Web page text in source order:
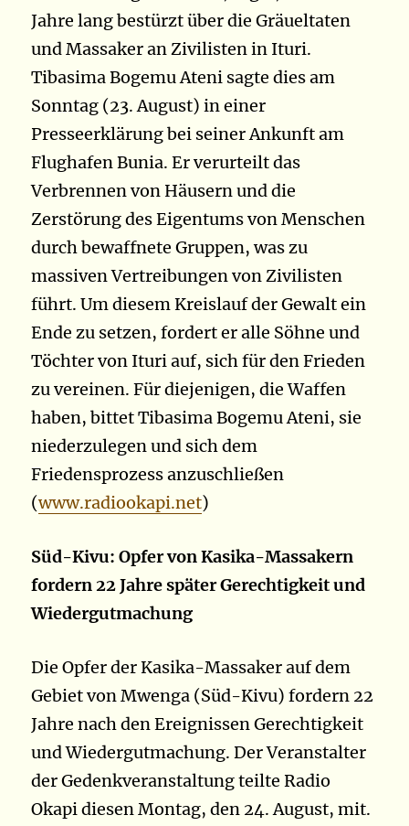
Jahre lang bestürzt über die Gräueltaten
und Massaker an Zivilisten in Ituri.
Tibasima Bogemu Ateni sagte dies am
Sonntag (23. August) in einer
Presseerklärung bei seiner Ankunft am
Flughafen Bunia. Er verurteilt das
Verbrennen von Häusern und die
Zerstörung des Eigentums von Menschen
durch bewaffnete Gruppen, was zu
massiven Vertreibungen von Zivilisten
führt. Um diesem Kreislauf der Gewalt ein
Ende zu setzen, fordert er alle Söhne und
Töchter von Ituri auf, sich für den Frieden
zu vereinen. Für diejenigen, die Waffen
haben, bittet Tibasima Bogemu Ateni, sie
niederzulegen und sich dem
Friedensprozess anzuschließen
(www.radiookapi.net)
Süd-Kivu: Opfer von Kasika-Massakern
fordern 22 Jahre später Gerechtigkeit und
Wiedergutmachung
Die Opfer der Kasika-Massaker auf dem
Gebiet von Mwenga (Süd-Kivu) fordern 22
Jahre nach den Ereignissen Gerechtigkeit
und Wiedergutmachung. Der Veranstalter
der Gedenkveranstaltung teilte Radio
Okapi diesen Montag, den 24. August, mit.